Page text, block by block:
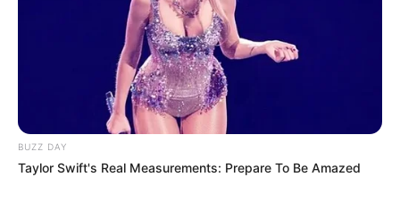
BUZZ DAY
Taylor Swift's Real Measurements: Prepare To Be Amazed